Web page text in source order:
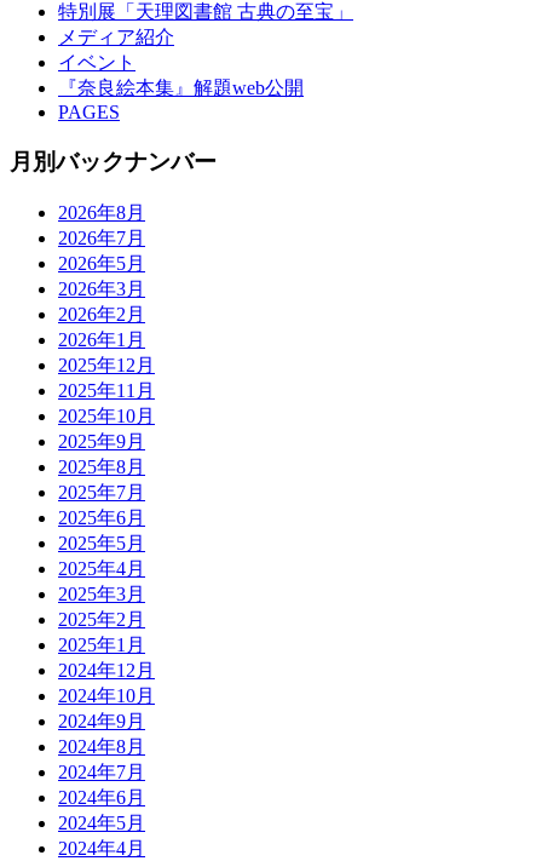
特別展「天理図書館 古典の至宝」
メディア紹介
イベント
『奈良絵本集』解題web公開
PAGES
月別バックナンバー
2026年8月
2026年7月
2026年5月
2026年3月
2026年2月
2026年1月
2025年12月
2025年11月
2025年10月
2025年9月
2025年8月
2025年7月
2025年6月
2025年5月
2025年4月
2025年3月
2025年2月
2025年1月
2024年12月
2024年10月
2024年9月
2024年8月
2024年7月
2024年6月
2024年5月
2024年4月